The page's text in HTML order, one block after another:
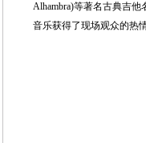
Alhambra)等著名古典吉
音乐获得了现场观众的热